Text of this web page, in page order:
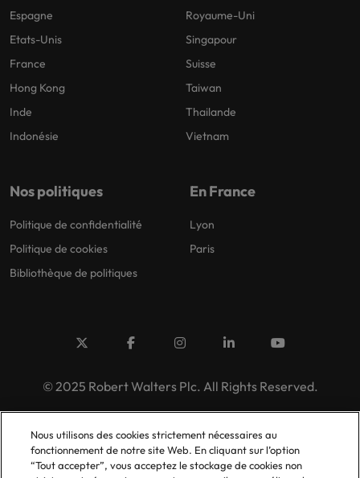
Espagne
Etats-Unis
France
Hong Kong
Inde
Indonésie
Royaume-Uni
Singapour
Suisse
Taiwan
Thailande
Vietnam
Nos politiques
Politique de confidentialité
Politique de cookies
Bibliothèque de politiques
En France
Lyon
Paris
© 2025 Robert Walters Plc. All Rights Reserved.
Nous utilisons des cookies strictement nécessaires au
fonctionnement de notre site Web. En cliquant sur l’option
“Tout accepter”, vous acceptez le stockage de cookies non